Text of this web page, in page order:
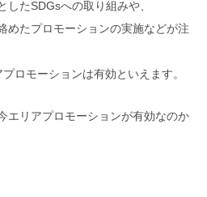
たSDGsへの取り組みや、
めたプロモーションの実施などが注
ロモーションは有効といえます。
エリアプロモーションが有効なのか